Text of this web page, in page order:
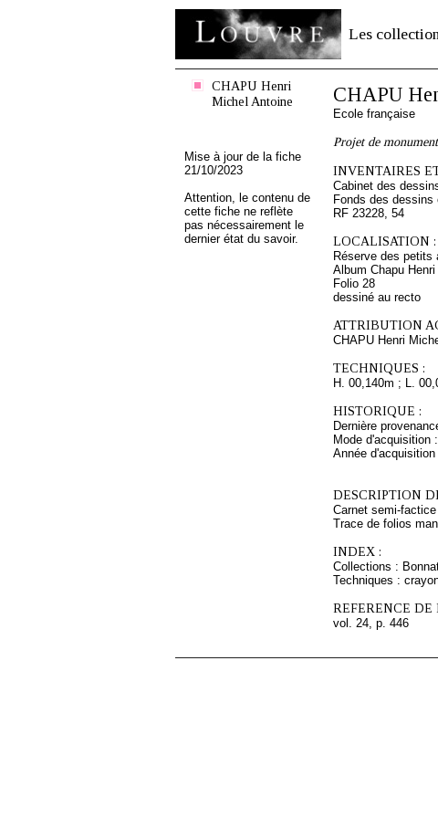
Les
CHAPU Henri
Michel Antoine
Mise à jour de la fiche
21/10/2023
Attention, le contenu de
cette fiche ne reflète
pas nécessairement le
dernier état du savoir.
CHAPU
Ecole française
Projet de
INVENTAIRES
Cabinet des
Fonds des
RF 23228, 54
LOCALISATION :
Réserve des petits
Album Chapu Henri
Folio 28
dessiné au recto
ATTRIBUTION
CHAPU Henri
TECHNIQUES :
H. 00,140m ; L.
HISTORIQUE :
Dernière
Mode d'acquisition
Année
DESCRIPTION
Carnet semi-
Trace de folios
INDEX :
Collections :
Techniques :
REFERENCE
vol. 24, p. 446